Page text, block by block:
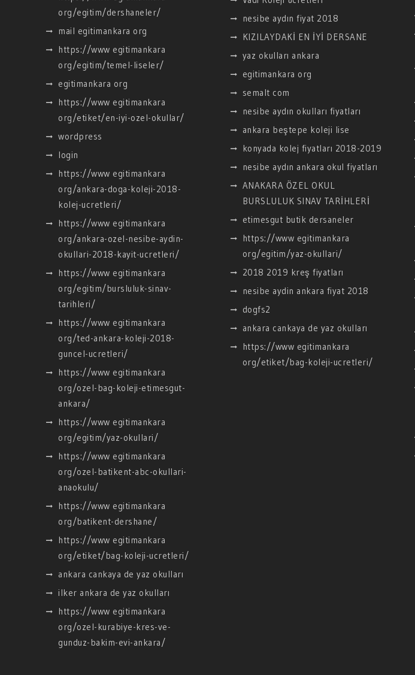
org/egitim/dershaneler/
mail egitimankara org
https://www egitimankara
org/egitim/temel-liseler/
egitimankara org
https://www egitimankara
org/etiket/en-iyi-ozel-okullar/
wordpress
login
https://www egitimankara
org/ankara-doga-koleji-2018-
kolej-ucretleri/
https://www egitimankara
org/ankara-ozel-nesibe-aydin-
okullari-2018-kayit-ucretleri/
https://www egitimankara
org/egitim/bursluluk-sinav-
tarihleri/
https://www egitimankara
org/ted-ankara-koleji-2018-
guncel-ucretleri/
https://www egitimankara
org/ozel-bag-koleji-etimesgut-
ankara/
https://www egitimankara
org/egitim/yaz-okullari/
https://www egitimankara
org/ozel-batikent-abc-okullari-
anaokulu/
https://www egitimankara
org/batikent-dershane/
https://www egitimankara
org/etiket/bag-koleji-ucretleri/
ankara cankaya de yaz okulları
ilker ankara de yaz okulları
https://www egitimankara
org/ozel-kurabiye-kres-ve-
gunduz-bakim-evi-ankara/
nesibe aydın fiyat 2018
KIZILAYDAKİ EN İYİ DERSANE
yaz okulları ankara
egitimankara org
semalt com
nesibe aydın okulları fiyatları
ankara beştepe koleji lise
konyada kolej fiyatları 2018-2019
nesibe aydın ankara okul fiyatları
ANAKARA ÖZEL OKUL
BURSLULUK SINAV TARİHLERİ
etimesgut butik dersaneler
https://www egitimankara
org/egitim/yaz-okullari/
2018 2019 kreş fiyatları
nesibe aydin ankara fiyat 2018
dogfs2
ankara cankaya de yaz okulları
https://www egitimankara
org/etiket/bag-koleji-ucretleri/